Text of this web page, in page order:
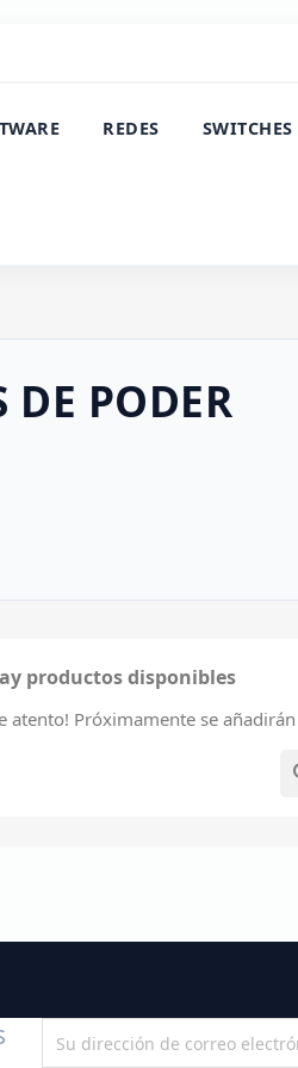
REDES
DE PODER
productos disponibles
atento! Próximamente se